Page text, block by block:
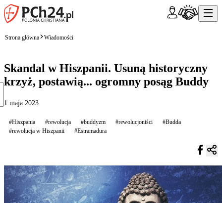
Strona główna Wiadomości
Skandal w Hiszpanii. Usuną historyczny
krzyż, postawią... ogromny posąg Buddy
1 maja 2023
#Hiszpania #rewolucja #buddyzm #rewolucjoniści
#Budda
#rewolucja w Hiszpanii
#Estramadura